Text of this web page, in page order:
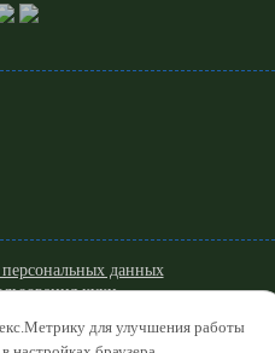
данных
куки
2026
для улучшения работы